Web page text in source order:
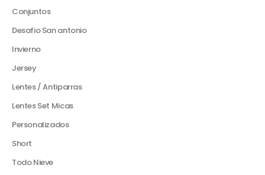
Conjuntos
Desafio San antonio
Invierno
Jersey
Lentes / Antiparras
Lentes Set Micas
Personalizados
Short
Todo Nieve